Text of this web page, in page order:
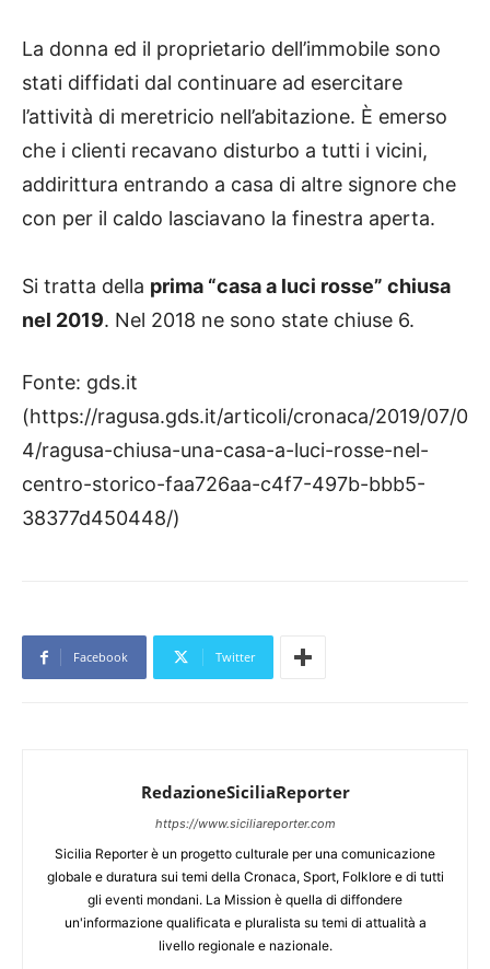
La donna ed il proprietario dell’immobile sono
stati diffidati dal continuare ad esercitare
l’attività di meretricio nell’abitazione. È emerso
che i clienti recavano disturbo a tutti i vicini,
addirittura entrando a casa di altre signore che
con per il caldo lasciavano la finestra aperta.
Si tratta della prima “casa a luci rosse” chiusa
nel 2019. Nel 2018 ne sono state chiuse 6.
Fonte: gds.it
(https://ragusa.gds.it/articoli/cronaca/2019/07/0
4/ragusa-chiusa-una-casa-a-luci-rosse-nel-
centro-storico-faa726aa-c4f7-497b-bbb5-
38377d450448/)
Facebook Twitter
RedazioneSiciliaReporter
https://www.siciliareporter.com
Sicilia Reporter è un progetto culturale per una comunicazione
globale e duratura sui temi della Cronaca, Sport, Folklore e di tutti
gli eventi mondani. La Mission è quella di diffondere
un'informazione qualificata e pluralista su temi di attualità a
livello regionale e nazionale.